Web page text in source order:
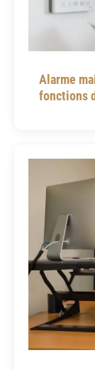
Alarme
fonctions